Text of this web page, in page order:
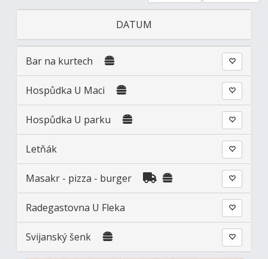
DATUM
Bar na kurtech
Hospůdka U Maci
Hospůdka U parku
Letňák
Masakr - pizza - burger
Radegastovna U Fleka
Svijanský šenk